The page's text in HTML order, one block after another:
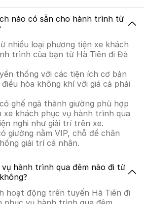
nào có sẵn cho hành trình từ
nhiều loại phương tiện xe khách
trình của bạn từ Hà Tiên đi Đà
thống với các tiện ích cơ bản
hòa không khí với giá cả phải
ghế ngả thành giường phù hợp
xe khách phục vụ hành trình qua
nghi như giải trí trên xe.
giường nằm VIP, chỗ để chân
giải trí cá nhân.
hành trình qua đêm nào đi từ
hoạt động trên tuyến Hà Tiên đi